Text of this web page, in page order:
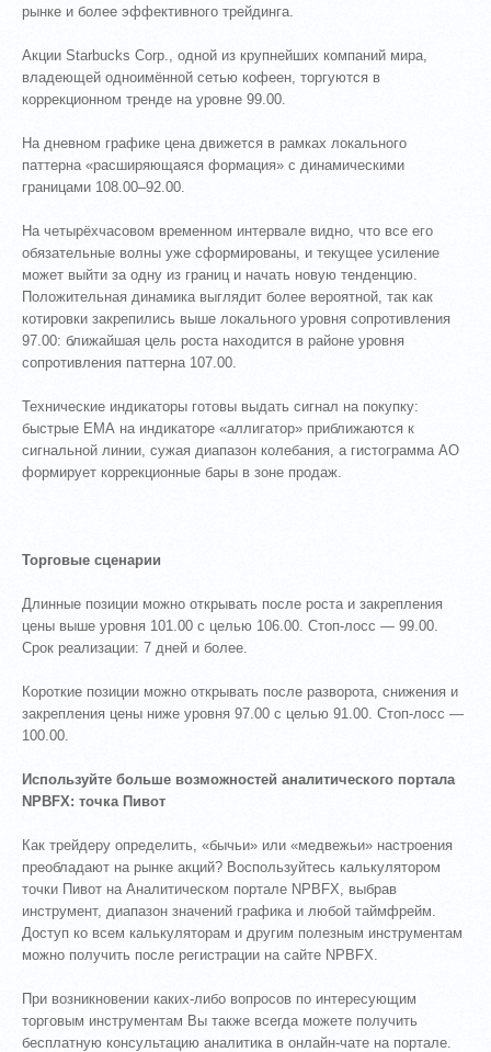
рынке и более эффективного трейдинга.
Акции Starbucks Corp., одной из крупнейших компаний мира,
владеющей одноимённой сетью кофеен, торгуются в
коррекционном тренде на уровне 99.00.
На дневном графике цена движется в рамках локального
паттерна «расширяющаяся формация» с динамическими
границами 108.00–92.00.
На четырёхчасовом временном интервале видно, что все его
обязательные волны уже сформированы, и текущее усиление
может выйти за одну из границ и начать новую тенденцию.
Положительная динамика выглядит более вероятной, так как
котировки закрепились выше локального уровня сопротивления
97.00: ближайшая цель роста находится в районе уровня
сопротивления паттерна 107.00.
Технические индикаторы готовы выдать сигнал на покупку:
быстрые ЕМА на индикаторе «аллигатор» приближаются к
сигнальной линии, сужая диапазон колебания, а гистограмма АО
формирует коррекционные бары в зоне продаж.
Торговые сценарии
Длинные позиции можно открывать после роста и закрепления
цены выше уровня 101.00 с целью 106.00. Стоп-лосс — 99.00.
Срок реализации: 7 дней и более.
Короткие позиции можно открывать после разворота, снижения и
закрепления цены ниже уровня 97.00 с целью 91.00. Стоп-лосс —
100.00.
Используйте больше возможностей аналитического портала
NPBFX: точка Пивот
Как трейдеру определить, «бычьи» или «медвежьи» настроения
преобладают на рынке акций? Воспользуйтесь калькулятором
точки Пивот на Аналитическом портале NPBFX, выбрав
инструмент, диапазон значений графика и любой таймфрейм.
Доступ ко всем калькуляторам и другим полезным инструментам
можно получить после регистрации на сайте NPBFX.
При возникновении каких-либо вопросов по интересующим
торговым инструментам Вы также всегда можете получить
бесплатную консультацию аналитика в онлайн-чате на портале.